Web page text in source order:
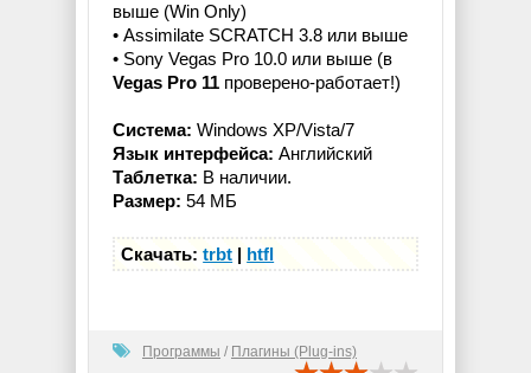
выше (Win Only)
• Assimilate SCRATCH 3.8 или выше
• Sony Vegas Pro 10.0 или выше (в
Vegas Pro 11 проверено-работает!)
Система: Windows XP/Vista/7
Язык интерфейса: Английский
Таблетка: В наличии.
Размер: 54 МБ
Скачать:trbt | htfl
Программы / Плагины (Plug-ins)